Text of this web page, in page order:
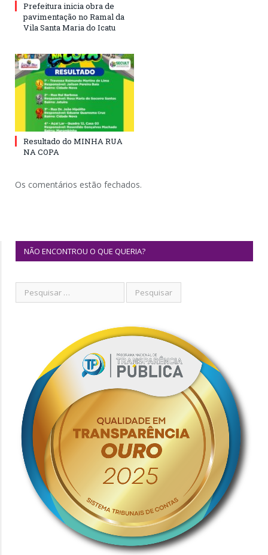
Prefeitura inicia obra de
pavimentação no Ramal da
Vila Santa Maria do Icatu
Resultado do MINHA RUA
NA COPA
Os comentários estão fechados.
NÃO ENCONTROU O QUE QUERIA?